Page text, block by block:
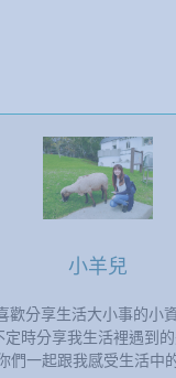
小羊兒
歡分享生活大小事的小
定時分享我生活裡遇到的
們一起跟我感受生活中